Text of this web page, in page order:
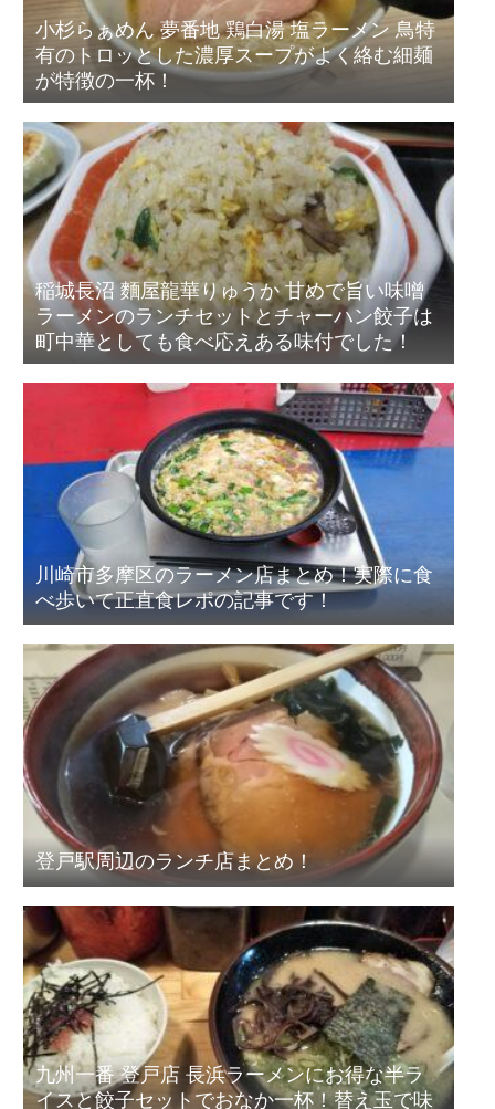
小杉らぁめん 夢番地 鶏白湯 塩ラーメン 鳥特
有のトロッとした濃厚スープがよく絡む細麺
が特徴の一杯！
稲城長沼 麵屋龍華りゅうか 甘めで旨い味噌
ラーメンのランチセットとチャーハン餃子は
町中華としても食べ応えある味付でした！
川崎市多摩区のラーメン店まとめ！実際に食
べ歩いて正直食レポの記事です！
登戸駅周辺のランチ店まとめ！
九州一番 登戸店 長浜ラーメンにお得な半ラ
イスと餃子セットでおなか一杯！替え玉で味